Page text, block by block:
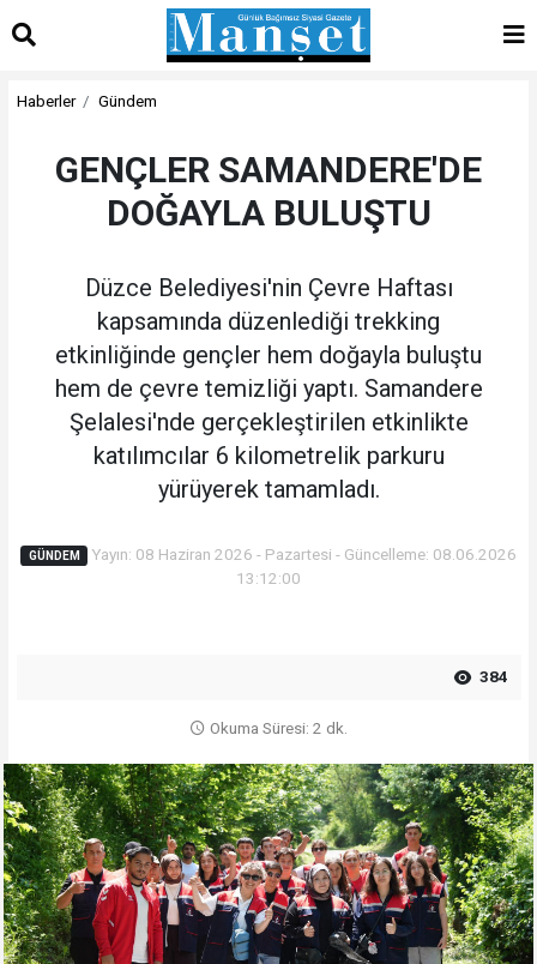
Haberler Gündem
GENÇLER SAMANDERE'DE
DOĞAYLA BULUŞTU
Düzce Belediyesi'nin Çevre Haftası
kapsamında düzenlediği trekking
etkinliğinde gençler hem doğayla buluştu
hem de çevre temizliği yaptı. Samandere
Şelalesi'nde gerçekleştirilen etkinlikte
katılımcılar 6 kilometrelik parkuru
yürüyerek tamamladı.
GÜNDEM
Yayın: 08 Haziran 2026 - Pazartesi - Güncelleme: 08.06.2026
13:12:00
384
Okuma Süresi: 2 dk.